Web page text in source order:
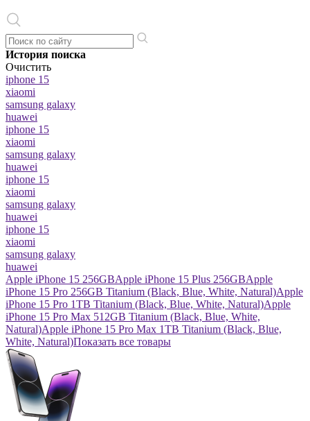
История поиска
Очистить
iphone 15
xiaomi
samsung galaxy
huawei
iphone 15
xiaomi
samsung galaxy
huawei
iphone 15
xiaomi
samsung galaxy
huawei
iphone 15
xiaomi
samsung galaxy
huawei
Apple iPhone 15 256GBApple iPhone 15 Plus 256GBApple
iPhone 15 Pro 256GB Titanium (Black, Blue, White, Natural)Apple
iPhone 15 Pro 1TB Titanium (Black, Blue, White, Natural)Apple
iPhone 15 Pro Max 512GB Titanium (Black, Blue, White,
Natural)Apple iPhone 15 Pro Max 1TB Titanium (Black, Blue,
White, Natural)Показать все товары